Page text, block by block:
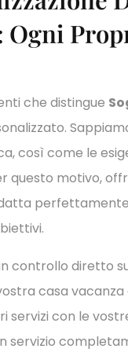
Ogni
che distingue
così come le
questo motivo,
controllo diretto
casa vacanza
servizi con le
servizio